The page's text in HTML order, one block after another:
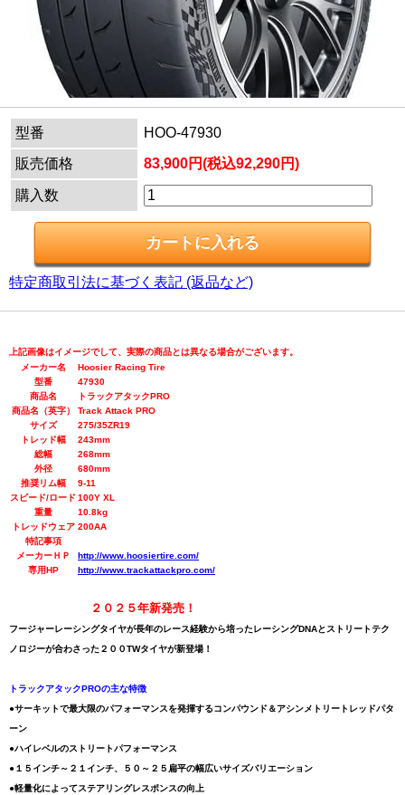
型番
HOO-47930
販売価格
83,900円(税込92,290円)
購入数
特定商取引法に基づく表記 (返品など)
上記画像はイメージでして、実際の商品とは異なる場合がございます。
メーカー名
Hoosier Racing Tire
型番
47930
商品名
トラックアタックPRO
商品名（英字）
Track Attack PRO
サイズ
275/35ZR19
トレッド幅
243mm
総幅
268mm
外径
680mm
推奨リム幅
9-11
スピード/ロード 100Y XL
重量
10.8kg
トレッドウェア 200AA
特記事項
メーカーＨＰ
http://www.hoosiertire.com/
専用HP
http://www.trackattackpro.com/
２０２５年新発売！
フージャーレーシングタイヤが長年のレース経験から培ったレーシングDNAとストリートテク
ノロジーが合わさった２００TWタイヤが新登場！
トラックアタックPROの主な特徴
●サーキットで最大限のパフォーマンスを発揮するコンパウンド＆アシンメトリートレッドパタ
ーン
●ハイレベルのストリートパフォーマンス
●１５インチ～２１インチ、５０～２５扁平の幅広いサイズバリエーション
●軽量化によってステアリングレスポンスの向上